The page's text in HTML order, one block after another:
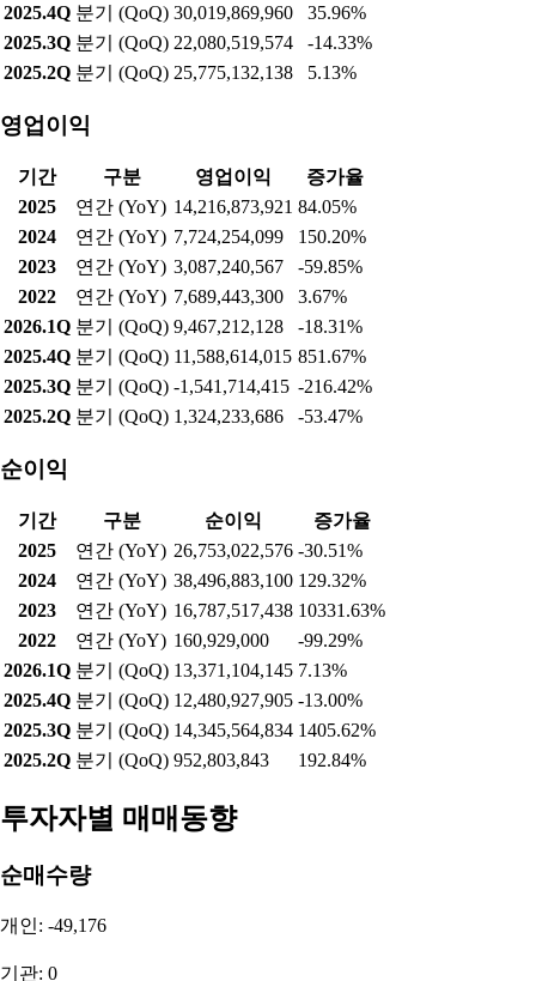
2025.4Q 분기 (QoQ) 30,019,869,960
35.96%
2025.3Q 분기 (QoQ) 22,080,519,574
-14.33%
2025.2Q 분기 (QoQ) 25,775,132,138 5.13%
영업이익
기간 구분 영업이익
증가율
2025
연간 (YoY) 14,216,873,921 84.05%
2024
연간 (YoY) 7,724,254,099
150.20%
2023
연간 (YoY) 3,087,240,567
-59.85%
2022
연간 (YoY) 7,689,443,300
3.67%
2026.1Q 분기 (QoQ) 9,467,212,128
-18.31%
2025.4Q 분기 (QoQ) 11,588,614,015 851.67%
2025.3Q 분기 (QoQ) -1,541,714,415 -216.42%
2025.2Q 분기 (QoQ) 1,324,233,686 -53.47%
순이익
기간 구분 순이익
증가율
2025
연간 (YoY) 26,753,022,576 -30.51%
2024
연간 (YoY) 38,496,883,100 129.32%
2023
연간 (YoY) 16,787,517,438 10331.63%
2022
연간 (YoY) 160,929,000
-99.29%
2026.1Q 분기 (QoQ) 13,371,104,145 7.13%
2025.4Q 분기 (QoQ) 12,480,927,905 -13.00%
2025.3Q 분기 (QoQ) 14,345,564,834 1405.62%
2025.2Q 분기 (QoQ) 952,803,843 192.84%
투자자별 매매동향
순매수량
개인: -49,176
기관: 0